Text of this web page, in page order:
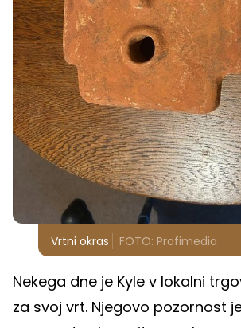
Vrtni okras FOTO: Profimedia
Nekega dne je Kyle v lokalni
za svoj vrt. Njegovo pozornost